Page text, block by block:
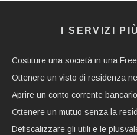
I SERVIZI
Costiture una società in una
Ottenere un visto di residenza
Aprire un conto corrente
Ottenere un mutuo senza la
Defiscalizzare gli utili e le